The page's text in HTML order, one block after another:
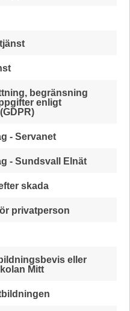
begränsning
enligt
- Servanet
- Sundsvall Elnät
skada
privatperson
eller
Mitt